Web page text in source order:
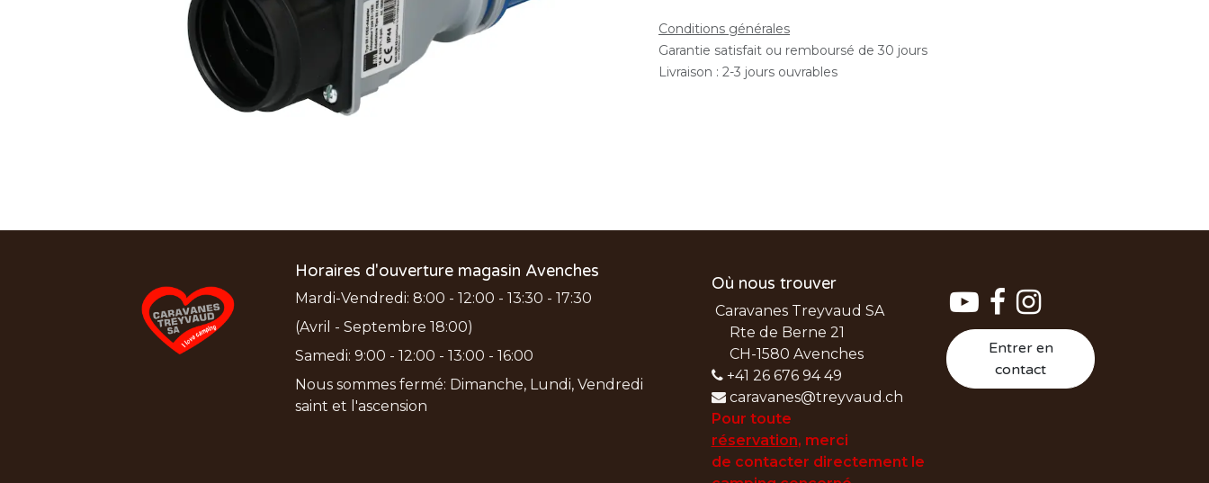
Conditions générales
Garantie satisfait ou remboursé de 30 jours
Livraison : 2-3 jours ouvrables
Entrer en
contact
Horaires d'ouverture magasin Avenches
Mardi-Vendredi: 8:00 - 12:00 - 13:30 - 17:30
(Avril - Septembre 18:00)
Samedi: 9:00 - 12:00 - 13:00 - 16:00
Nous sommes fermé: Dimanche, Lundi, Vendredi
saint et l'ascension
Où nous trouver
Caravanes Treyvaud SA
Rte de Berne 21
CH-1580 Avenches
+41 26 676 94 49
caravanes@treyvaud.ch
Pour toute
réservation, merci
de contacter directement le